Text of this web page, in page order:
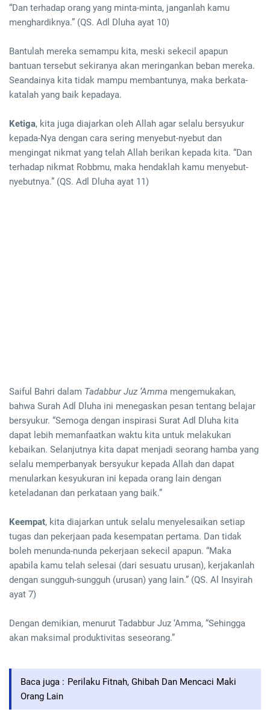
“Dan terhadap orang yang minta-minta, janganlah kamu
menghardiknya.” (QS. Adl Dluha ayat 10)
Bantulah mereka semampu kita, meski sekecil apapun
bantuan tersebut sekiranya akan meringankan beban mereka.
Seandainya kita tidak mampu membantunya, maka berkata-
katalah yang baik kepadaya.
Ketiga, kita juga diajarkan oleh Allah agar selalu bersyukur
kepada-Nya dengan cara sering menyebut-nyebut dan
mengingat nikmat yang telah Allah berikan kepada kita. “Dan
terhadap nikmat Robbmu, maka hendaklah kamu menyebut-
nyebutnya.” (QS. Adl Dluha ayat 11)
Saiful Bahri dalam Tadabbur Juz ‘Amma mengemukakan,
bahwa Surah Adl Dluha ini menegaskan pesan tentang belajar
bersyukur. “Semoga dengan inspirasi Surat Adl Dluha kita
dapat lebih memanfaatkan waktu kita untuk melakukan
kebaikan. Selanjutnya kita dapat menjadi seorang hamba yang
selalu memperbanyak bersyukur kepada Allah dan dapat
menularkan kesyukuran ini kepada orang lain dengan
keteladanan dan perkataan yang baik.”
Keempat, kita diajarkan untuk selalu menyelesaikan setiap
tugas dan pekerjaan pada kesempatan pertama. Dan tidak
boleh menunda-nunda pekerjaan sekecil apapun. “Maka
apabila kamu telah selesai (dari sesuatu urusan), kerjakanlah
dengan sungguh-sungguh (urusan) yang lain.” (QS. Al Insyirah
ayat 7)
Dengan demikian, menurut Tadabbur Juz ‘Amma, “Sehingga
akan maksimal produktivitas seseorang.”
Baca juga : Perilaku Fitnah, Ghibah Dan Mencaci Maki
Orang Lain